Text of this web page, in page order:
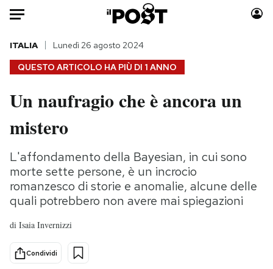
Auto
HOME
Italia
Politica
Tecnologia
Internet
Scienza
Cultura
Economia
Sport
Moda
Storie/Idee
Ok Boomer!
Media
Europa
QUESTO ARTICOLO HA PIÙ DI 1 ANNO
ITALIA Lunedì 26 agosto 2024
Un naufragio che è ancora un
mistero
L'affondamento della Bayesian, in cui sono
morte sette persone, è un incrocio
romanzesco di storie e anomalie, alcune delle
quali potrebbero non avere mai spiegazioni
di Isaia Invernizzi
Condividi